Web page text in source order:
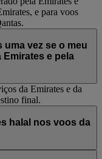
e para voos
uma vez se o meu
e pela
da Emirates e da
final.
halal nos voos da